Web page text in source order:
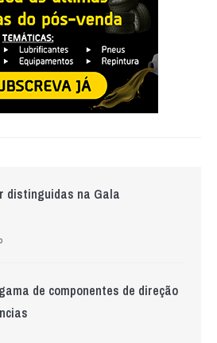
distinguidas na Gala
de componentes de direção